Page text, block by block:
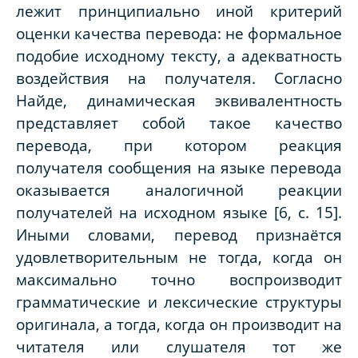
лежит принципиально иной критерий
оценки качества перевода: не формальное
подобие исходному тексту, а адекватность
воздействия на получателя. Согласно
Найде, динамическая эквивалентность
представляет собой такое качество
перевода, при котором реакция
получателя сообщения на языке перевода
оказывается аналогичной реакции
получателей на исходном языке [6, с. 15].
Иными словами, перевод признаётся
удовлетворительным не тогда, когда он
максимально точно воспроизводит
грамматические и лексические структуры
оригинала, а тогда, когда он производит на
читателя или слушателя тот же